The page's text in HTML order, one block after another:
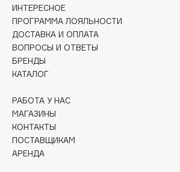
Collagenina
Consly
Corimo
CosRX
Cottolina
Cunzite
Curaprox
ИНТЕРЕСНОЕ
ПРОГРАММА ЛОЯЛЬНОСТИ
ДОСТАВКА И ОПЛАТА
ВОПРОСЫ И ОТВЕТЫ
БРЕНДЫ
КАТАЛОГ
РАБОТА У НАС
МАГАЗИНЫ
КОНТАКТЫ
ПОСТАВЩИКАМ
АРЕНДА